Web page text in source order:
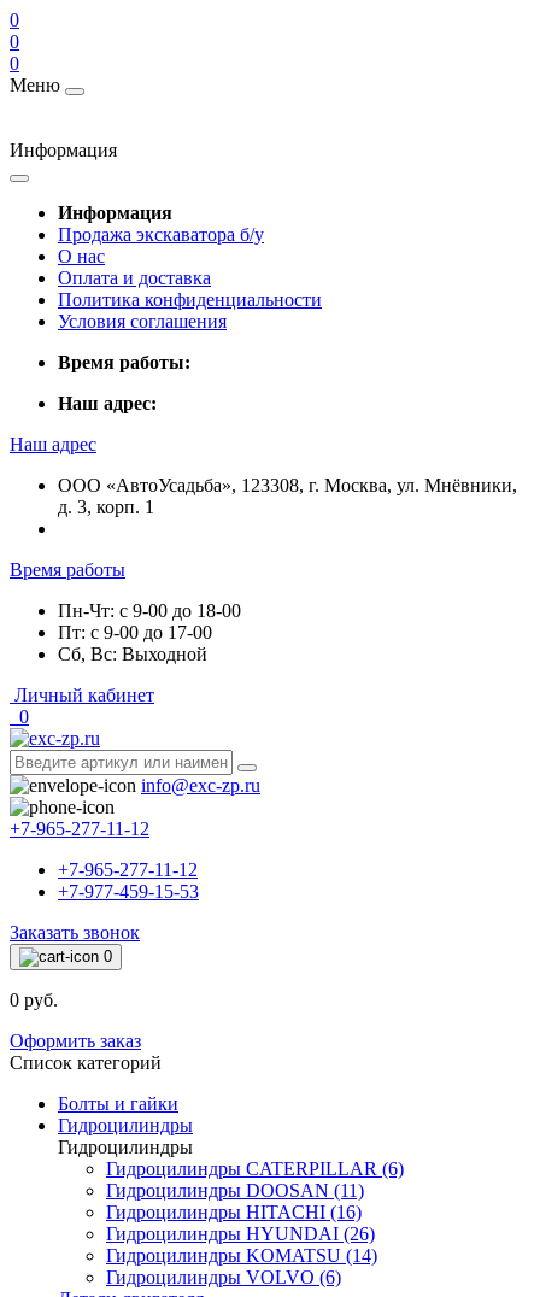
0
0
0
Меню
Информация
Информация
Продажа экскаватора б/у
О нас
Оплата и доставка
Политика конфиденциальности
Условия соглашения
Время работы:
Наш адрес:
Наш адрес
ООО «АвтоУсадьба», 123308, г. Москва, ул. Мнёвники,
д. 3, корп. 1
Время работы
Пн-Чт: с 9-00 до 18-00
Пт: с 9-00 до 17-00
Сб, Вс: Выходной
Личный кабинет
0
info@exc-zp.ru
+7-965-277-11-12
+7-965-277-11-12
+7-977-459-15-53
Заказать звонок
0
0 руб.
Оформить заказ
Список категорий
Болты и гайки
Гидроцилиндры
Гидроцилиндры
Гидроцилиндры CATERPILLAR (6)
Гидроцилиндры DOOSAN (11)
Гидроцилиндры HITACHI (16)
Гидроцилиндры HYUNDAI (26)
Гидроцилиндры KOMATSU (14)
Гидроцилиндры VOLVO (6)